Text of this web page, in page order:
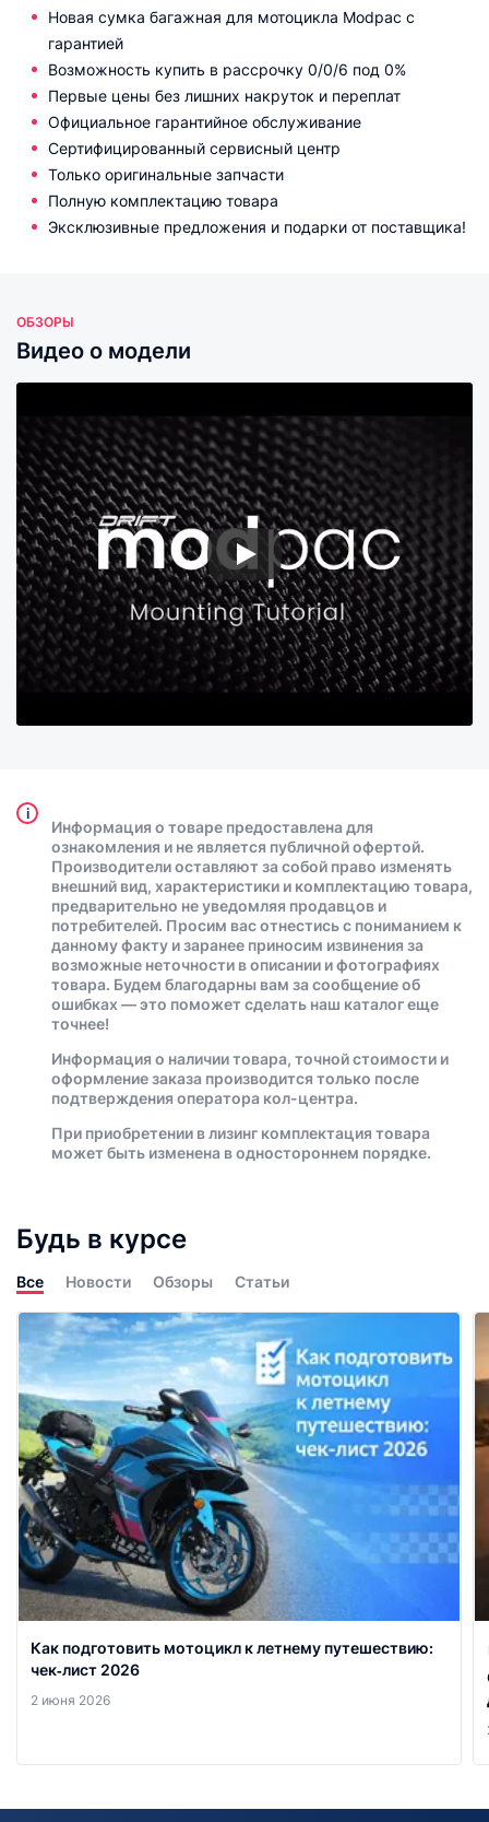
Новая сумка багажная для мотоцикла Modpac с
гарантией
Возможность купить в рассрочку 0/0/6 под 0%
Первые цены без лишних накруток и переплат
Официальное гарантийное обслуживание
Сертифицированный сервисный центр
Только оригинальные запчасти
Полную комплектацию товара
Эксклюзивные предложения и подарки от поставщика!
ОБЗОРЫ
Видео о модели
i
Информация о товаре предоставлена для
ознакомления и не является публичной офертой.
Производители оставляют за собой право изменять
внешний вид, характеристики и комплектацию товара,
предварительно не уведомляя продавцов и
потребителей. Просим вас отнестись с пониманием к
данному факту и заранее приносим извинения за
возможные неточности в описании и фотографиях
товара. Будем благодарны вам за сообщение об
ошибках — это поможет сделать наш каталог еще
точнее!
Информация о наличии товара, точной стоимости и
оформление заказа производится только после
подтверждения оператора кол-центра.
При приобретении в лизинг комплектация товара
может быть изменена в одностороннем порядке.
Будь в курсе
Все Новости Обзоры Статьи
Как подготовить мотоцикл к летнему путешествию:
чек‑лист 2026
2 июня 2026